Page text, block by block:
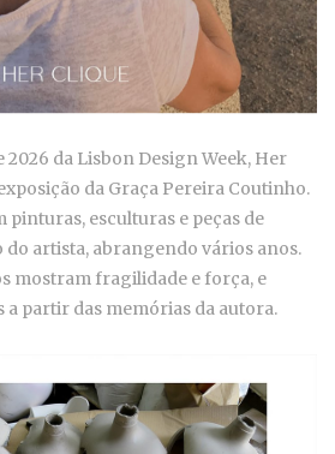
2026 da Lisbon Design Week, Her
da Graça Pereira Coutinho.
pinturas, esculturas e peças de
artista, abrangendo vários anos.
mostram fragilidade e força, e
a partir das memórias da autora.